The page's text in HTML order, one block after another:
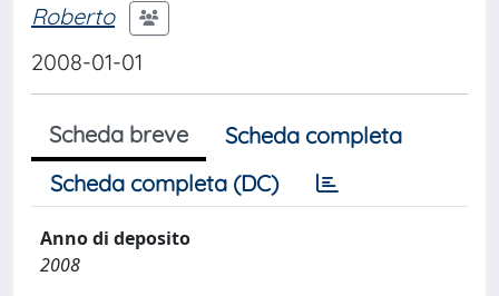
Roberto
2008-01-01
Scheda breve
Scheda completa
Scheda completa (DC)
Anno di deposito
2008